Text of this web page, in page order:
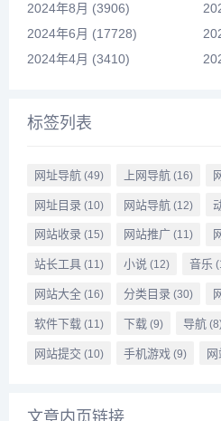
2024年8月 (3906)
2024年6月 (17728)
2024年4月 (3410)
标签列表
网址导航(49) 上网导航(16)
网址目录(10) 网站导航(12)
网站收录(15) 网站推广(11)
站长工具(11) 小说(12) 音乐
网站大全(16) 分类目录(30)
软件下载(11) 下载(9) 导航
网站提交 (10) 手机游戏 (9)
文章内页链接